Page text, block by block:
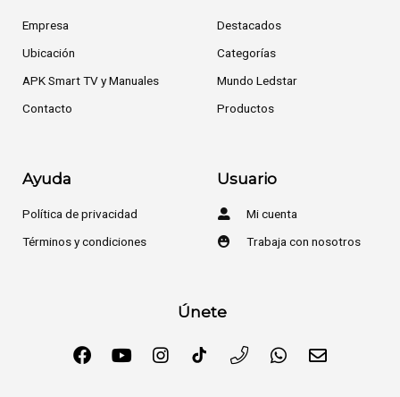
Empresa
Ubicación
APK Smart TV y Manuales
Contacto
Destacados
Categorías
Mundo Ledstar
Productos
Ayuda
Política de privacidad
Términos y condiciones
Usuario
Mi cuenta
Trabaja con nosotros
Únete